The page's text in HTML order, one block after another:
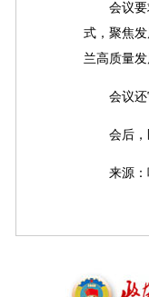
会议要求
式，聚焦
兰高质量发
会议还审
会后，区
来源：